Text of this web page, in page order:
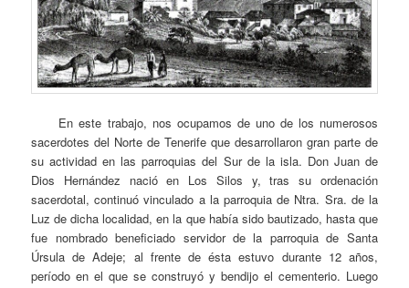
En este trabajo, nos ocupamos de uno de los numerosos
sacerdotes del Norte de Tenerife que desarrollaron gran parte de
su actividad en las parroquias del Sur de la isla. Don Juan de
Dios Hernández nació en Los Silos y, tras su ordenación
sacerdotal, continuó vinculado a la parroquia de Ntra. Sra. de la
Luz de dicha localidad, en la que había sido bautizado, hasta que
fue nombrado beneficiado servidor de la parroquia de Santa
Úrsula de Adeje; al frente de ésta estuvo durante 12 años,
período en el que se construyó y bendijo el cementerio. Luego